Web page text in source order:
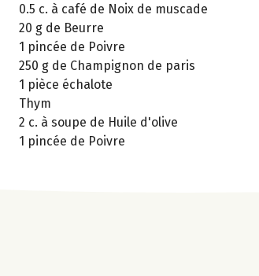
0.5 c. à café de Noix de muscade
20 g de Beurre
1 pincée de Poivre
250 g de Champignon de paris
1 pièce échalote
Thym
2 c. à soupe de Huile d'olive
1 pincée de Poivre